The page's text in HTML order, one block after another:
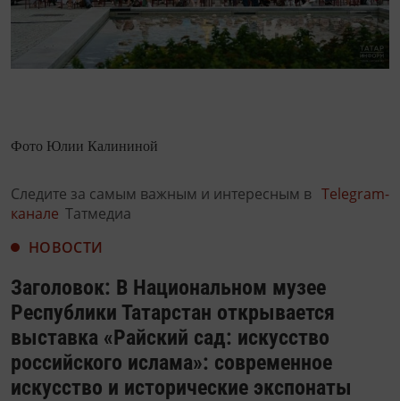
Фото Юлии Калининой
Следите за самым важным и интересным в Telegram-
канале Татмедиа
НОВОСТИ
Заголовок: В Национальном музее
Республики Татарстан открывается
выставка «Райский сад: искусство
российского ислама»: современное
искусство и исторические экспонаты